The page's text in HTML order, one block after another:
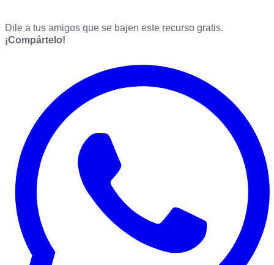
Dile a tus amigos que se bajen este recurso gratis.
¡Compártelo!